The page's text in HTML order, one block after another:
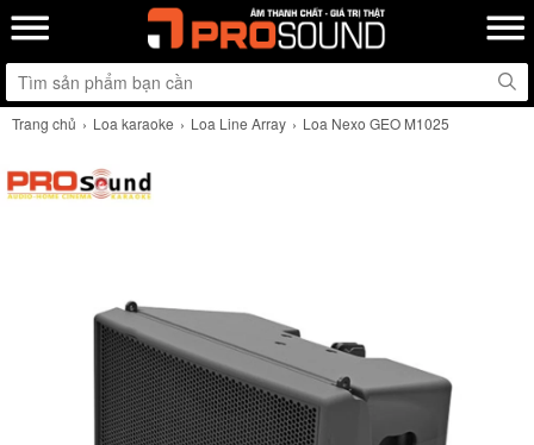
Trang chủ Loa karaoke Loa Line Array Loa Nexo GEO M1025